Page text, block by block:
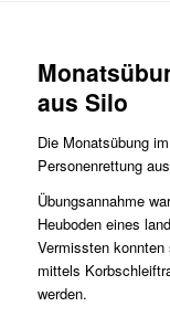
aus Silo
Die Monatsübung
Personenrettung
Übungsannahme
Heuboden eines
Vermissten
mittels
werden.